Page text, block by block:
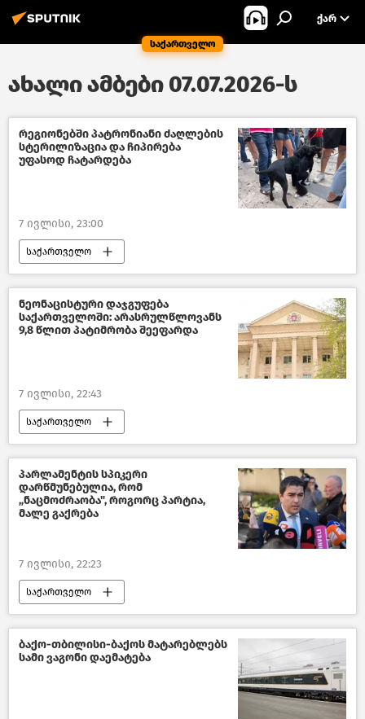
საქართველო
ᲥᲐᲠ
ახალი ამბები 07.07.2026-ს
რეგიონებში პატრონიანი ძაღლების
სტერილიზაცია და ჩიპირება
უფასოდ ჩატარდება
7 ივლისი, 23:00
საქართველო
სურსათის ეროვნული სააგენტო
ცხოველთა დაცვა საზოგადოება
ახალი ამბები
ნეონაცისტური დაჯგუფება
საქართველოში: არასრულწლოვანს
9,8 წლით პატიმრობა შეეფარდა
7 ივლისი, 22:43
საქართველო
თბილისის საქალაქო სასამართლო
საქართველოს პროკურატურა
საქართველოს შინაგან საქმეთა სამინისტრო
კრიმინალი საქართველოში
პარლამენტის სპიკერი
დარწმუნებულია, რომ
„ნაცმოძრაობა", როგორც პარტია,
მალე გაქრება
7 ივლისი, 22:23
საქართველო
საქართველოს პარლამენტის თავმჯდომარე
პოლიტიკა საქართველოში
შალვა პაპუაშვილი
ბაქო-თბილისი-ბაქოს მატარებლებს
სამი ვაგონი დაემატება